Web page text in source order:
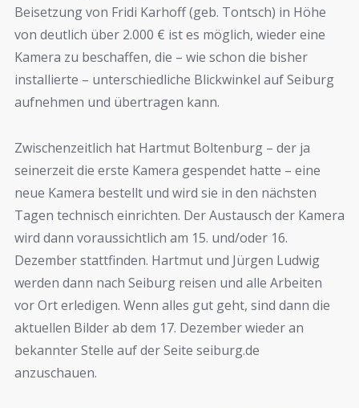
Beisetzung von Fridi Karhoff (geb. Tontsch) in Höhe
von deutlich über 2.000 € ist es möglich, wieder eine
Kamera zu beschaffen, die – wie schon die bisher
installierte – unterschiedliche Blickwinkel auf Seiburg
aufnehmen und übertragen kann.
Zwischenzeitlich hat Hartmut Boltenburg – der ja
seinerzeit die erste Kamera gespendet hatte – eine
neue Kamera bestellt und wird sie in den nächsten
Tagen technisch einrichten. Der Austausch der Kamera
wird dann voraussichtlich am 15. und/oder 16.
Dezember stattfinden. Hartmut und Jürgen Ludwig
werden dann nach Seiburg reisen und alle Arbeiten
vor Ort erledigen. Wenn alles gut geht, sind dann die
aktuellen Bilder ab dem 17. Dezember wieder an
bekannter Stelle auf der Seite seiburg.de
anzuschauen.